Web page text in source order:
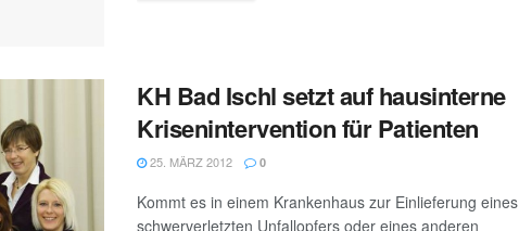
KH Bad Ischl setzt auf hausinterne
Krisenintervention für Patienten
25. MÄRZ 2012 0
Kommt es in einem Krankenhaus zur Einlieferung eines
schwerverletzten Unfallopfers oder eines anderen